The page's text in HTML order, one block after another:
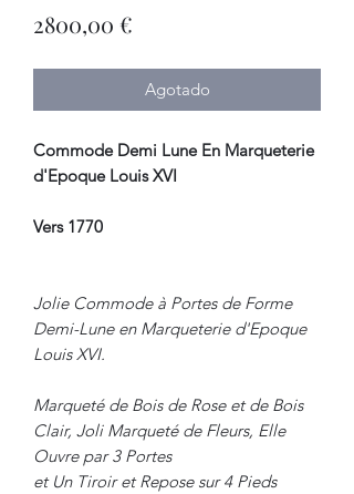
2800,00 €
Agotado
Commode Demi Lune En Marqueterie
d'Epoque Louis XVI
Vers 1770
Jolie Commode à Portes de Forme
Demi-Lune en Marqueterie d'Epoque
Louis XVI.
Marqueté de Bois de Rose et de Bois
Clair, Joli Marqueté de Fleurs, Elle
Ouvre par 3 Portes
et Un Tiroir et Repose sur 4 Pieds